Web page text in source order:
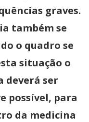
graves.
também se
o quadro se
situação o
deverá ser
possível, para
da medicina